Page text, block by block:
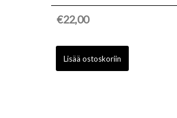
€22,00
Lisää ostoskoriin